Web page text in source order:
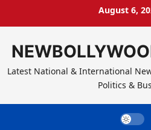
August 6,
Latest National & International
Politics &